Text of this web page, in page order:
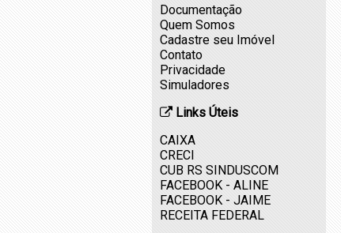
Documentação
Quem Somos
Cadastre seu Imóvel
Contato
Privacidade
Simuladores
Links Úteis
CAIXA
CRECI
CUB RS SINDUSCOM
FACEBOOK - ALINE
FACEBOOK - JAIME
RECEITA FEDERAL